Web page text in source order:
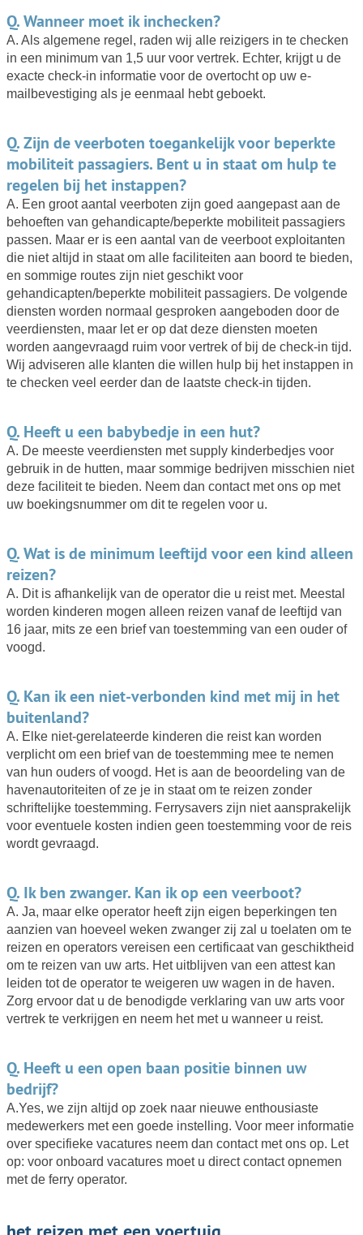
Q. Wanneer moet ik inchecken?
A. Als algemene regel, raden wij alle reizigers in te checken
in een minimum van 1,5 uur voor vertrek. Echter, krijgt u de
exacte check-in informatie voor de overtocht op uw e-
mailbevestiging als je eenmaal hebt geboekt.
Q. Zijn de veerboten toegankelijk voor beperkte
mobiliteit passagiers. Bent u in staat om hulp te
regelen bij het instappen?
A. Een groot aantal veerboten zijn goed aangepast aan de
behoeften van gehandicapte/beperkte mobiliteit passagiers
passen. Maar er is een aantal van de veerboot exploitanten
die niet altijd in staat om alle faciliteiten aan boord te bieden,
en sommige routes zijn niet geschikt voor
gehandicapten/beperkte mobiliteit passagiers. De volgende
diensten worden normaal gesproken aangeboden door de
veerdiensten, maar let er op dat deze diensten moeten
worden aangevraagd ruim voor vertrek of bij de check-in tijd.
Wij adviseren alle klanten die willen hulp bij het instappen in
te checken veel eerder dan de laatste check-in tijden.
Q. Heeft u een babybedje in een hut?
A. De meeste veerdiensten met supply kinderbedjes voor
gebruik in de hutten, maar sommige bedrijven misschien niet
deze faciliteit te bieden. Neem dan contact met ons op met
uw boekingsnummer om dit te regelen voor u.
Q. Wat is de minimum leeftijd voor een kind alleen
reizen?
A. Dit is afhankelijk van de operator die u reist met. Meestal
worden kinderen mogen alleen reizen vanaf de leeftijd van
16 jaar, mits ze een brief van toestemming van een ouder of
voogd.
Q. Kan ik een niet-verbonden kind met mij in het
buitenland?
A. Elke niet-gerelateerde kinderen die reist kan worden
verplicht om een brief van de toestemming mee te nemen
van hun ouders of voogd. Het is aan de beoordeling van de
havenautoriteiten of ze je in staat om te reizen zonder
schriftelijke toestemming. Ferrysavers zijn niet aansprakelijk
voor eventuele kosten indien geen toestemming voor de reis
wordt gevraagd.
Q. Ik ben zwanger. Kan ik op een veerboot?
A. Ja, maar elke operator heeft zijn eigen beperkingen ten
aanzien van hoeveel weken zwanger zij zal u toelaten om te
reizen en operators vereisen een certificaat van geschiktheid
om te reizen van uw arts. Het uitblijven van een attest kan
leiden tot de operator te weigeren uw wagen in de haven.
Zorg ervoor dat u de benodigde verklaring van uw arts voor
vertrek te verkrijgen en neem het met u wanneer u reist.
Q. Heeft u een open baan positie binnen uw
bedrijf?
A.Yes, we zijn altijd op zoek naar nieuwe enthousiaste
medewerkers met een goede instelling. Voor meer informatie
over specifieke vacatures neem dan contact met ons op. Let
op: voor onboard vacatures moet u direct contact opnemen
met de ferry operator.